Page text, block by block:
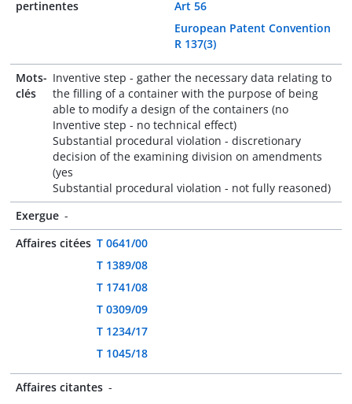
pertinentes
Art 56
European Patent Convention
R 137(3)
Mots-
clés
Inventive step - gather the necessary data relating to
the filling of a container with the purpose of being
able to modify a design of the containers (no
Inventive step - no technical effect)
Substantial procedural violation - discretionary
decision of the examining division on amendments
(yes
Substantial procedural violation - not fully reasoned)
Exergue -
Affaires citées T 0641/00
T 1389/08
T 1741/08
T 0309/09
T 1234/17
T 1045/18
Affaires citantes -